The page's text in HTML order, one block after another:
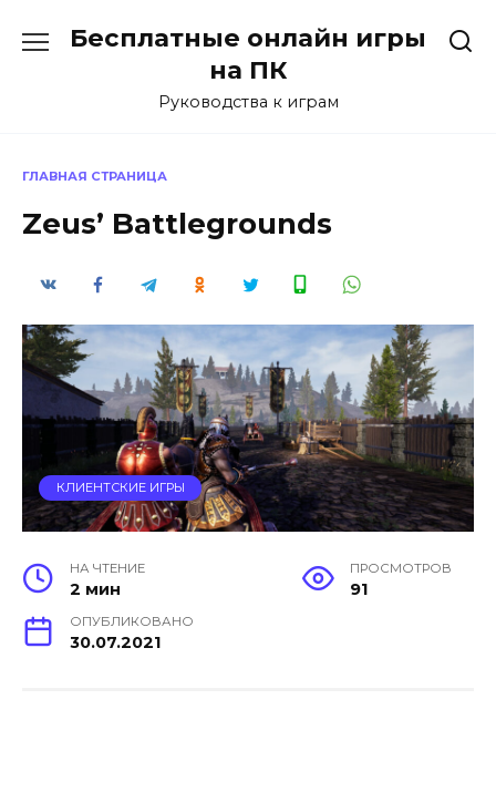
Бесплатные онлайн игры
на ПК
Руководства к играм
ГЛАВНАЯ СТРАНИЦА
Zeus’ Battlegrounds
КЛИЕНТСКИЕ ИГРЫ
НА ЧТЕНИЕ
2 мин
ПРОСМОТРОВ
91
ОПУБЛИКОВАНО
30.07.2021